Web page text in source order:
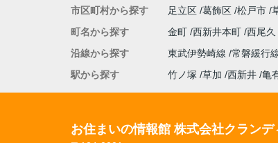
市区町村から探す 足立区 葛飾区 松戸市
町名から探す
金町 西新井本町 西尾久
沿線から探す
東武伊勢崎線 常磐緩行
駅から探す
竹ノ塚 草加 西新井 亀
お住まいの情報館 株式会社クランデ